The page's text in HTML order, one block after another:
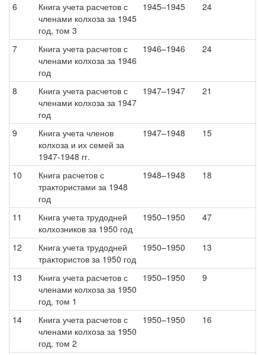
6
Книга учета расчетов с
членами колхоза за 1945
год, том 3
1945–1945 24
7
Книга учета расчетов с
членами колхоза за 1946
год
1946–1946 24
8
Книга учета расчетов с
членами колхоза за 1947
год
1947–1947 21
9
Книга учета членов
колхоза и их семей за
1947-1948 гг.
1947–1948 15
10
Книга расчетов с
трактористами за 1948
год
1948–1948 18
11
Книга учета трудодней
колхозников за 1950 год
1950–1950 47
12
Книга учета трудодней
трактористов за 1950 год
1950–1950 13
13
Книга учета расчетов с
членами колхоза за 1950
год, том 1
1950–1950 9
14
Книга учета расчетов с
членами колхоза за 1950
год, том 2
1950–1950 16